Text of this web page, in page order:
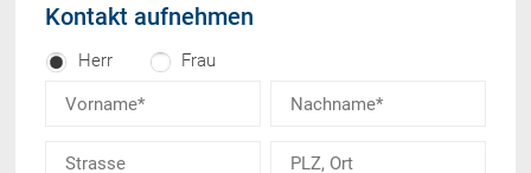
Kontakt aufnehmen
Herr Frau